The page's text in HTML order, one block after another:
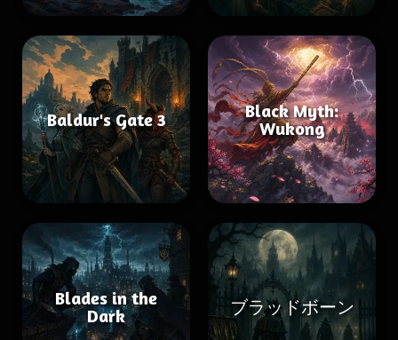
Baldur's Gate 3
Black Myth:
Wukong
Blades in the
Dark
ブラッドボーン